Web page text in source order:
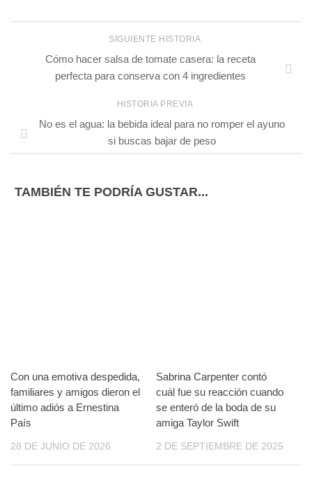
SIGUIENTE HISTORIA
Cómo hacer salsa de tomate casera: la receta
perfecta para conserva con 4 ingredientes
HISTORIA PREVIA
No es el agua: la bebida ideal para no romper el ayuno
si buscas bajar de peso
TAMBIÉN TE PODRÍA GUSTAR...
Con una emotiva despedida,
familiares y amigos dieron el
último adiós a Ernestina
País
28 DE JUNIO DE 2026
Sabrina Carpenter contó
cuál fue su reacción cuando
se enteró de la boda de su
amiga Taylor Swift
2 DE SEPTIEMBRE DE 2025